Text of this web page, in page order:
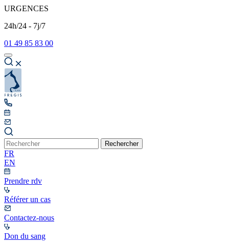
URGENCES
24h/24 - 7j/7
01 49 85 83 00
Rechercher
FR
EN
Prendre rdv
Référer un cas
Contactez-nous
Don du sang